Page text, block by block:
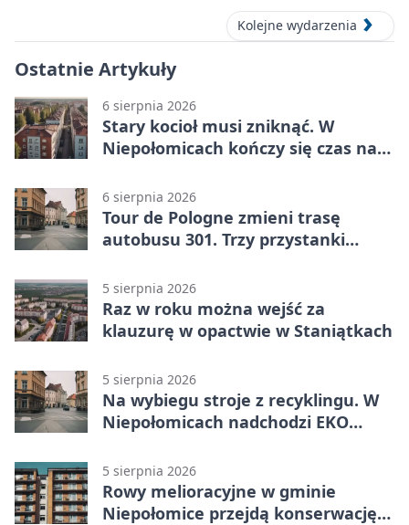
Kolejne wydarzenia
Ostatnie Artykuły
6 sierpnia 2026
Stary kocioł musi zniknąć. W
Niepołomicach kończy się czas na
6 sierpnia 2026
Tour de Pologne zmieni trasę
autobusu 301. Trzy przystanki
5 sierpnia 2026
Raz w roku można wejść za
klauzurę w opactwie w Staniątkach
5 sierpnia 2026
Na wybiegu stroje z recyklingu. W
Niepołomicach nadchodzi EKO
5 sierpnia 2026
Rowy melioracyjne w gminie
Niepołomice przejdą konserwację.